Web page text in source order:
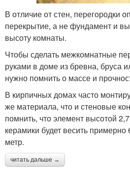
В отличие от стен, перегородки
перекрытие, а не фундамент и
высоту комнаты.
Чтобы сделать межкомнатные
руками в доме из бревна, бруса
нужно помнить о массе и
В кирпичных домах часто
же материала, что и стеновые
помнить, что элемент высотой
керамики будет весить примерно
метр.
читать дальше →